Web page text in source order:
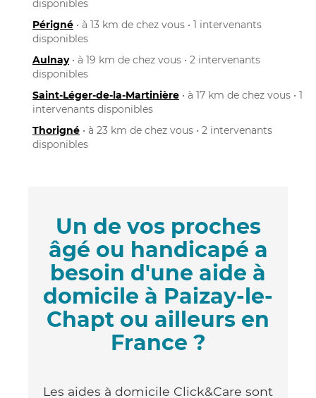
disponibles
Périgné • à 13 km de chez vous • 1 intervenants
disponibles
Aulnay• à 19 km de chez vous • 2 intervenants
disponibles
Saint-Léger-de-la-Martinière • à 17 km de chez vous • 1
intervenants disponibles
Thorigné • à 23 km de chez vous • 2 intervenants
disponibles
Un de vos proches
âgé ou handicapé a
besoin d'une aide à
domicile à Paizay-le-
Chapt ou ailleurs en
France ?
Les aides à domicile Click&Care sont